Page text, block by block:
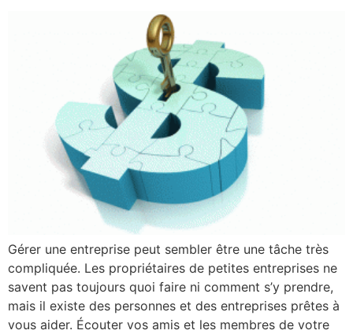
Gérer une entreprise peut sembler être une tâche très
compliquée. Les propriétaires de petites entreprises ne
savent pas toujours quoi faire ni comment s’y prendre,
mais il existe des personnes et des entreprises prêtes à
vous aider. Écouter vos amis et les membres de votre